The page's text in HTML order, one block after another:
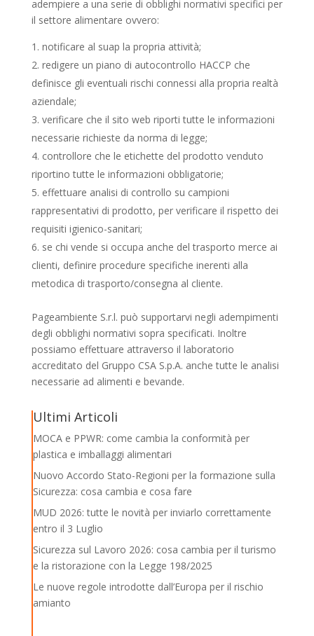
adempiere a una serie di obblighi normativi specifici per
il settore alimentare ovvero:
notificare al suap la propria attività;
redigere un piano di autocontrollo HACCP che
definisce gli eventuali rischi connessi alla propria realtà
aziendale;
verificare che il sito web riporti tutte le informazioni
necessarie richieste da norma di legge;
controllore che le etichette del prodotto venduto
riportino tutte le informazioni obbligatorie;
effettuare analisi di controllo su campioni
rappresentativi di prodotto, per verificare il rispetto dei
requisiti igienico-sanitari;
se chi vende si occupa anche del trasporto merce ai
clienti, definire procedure specifiche inerenti alla
metodica di trasporto/consegna al cliente.
Pageambiente S.r.l. può supportarvi negli adempimenti
degli obblighi normativi sopra specificati. Inoltre
possiamo effettuare attraverso il laboratorio
accreditato del Gruppo CSA S.p.A. anche tutte le analisi
necessarie ad alimenti e bevande.
Ultimi Articoli
MOCA e PPWR: come cambia la conformità per
plastica e imballaggi alimentari
Nuovo Accordo Stato-Regioni per la formazione sulla
Sicurezza: cosa cambia e cosa fare
MUD 2026: tutte le novità per inviarlo correttamente
entro il 3 Luglio
Sicurezza sul Lavoro 2026: cosa cambia per il turismo
e la ristorazione con la Legge 198/2025
Le nuove regole introdotte dall’Europa per il rischio
amianto